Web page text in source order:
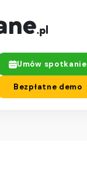
Umów spotkanie
Bezpłatne demo